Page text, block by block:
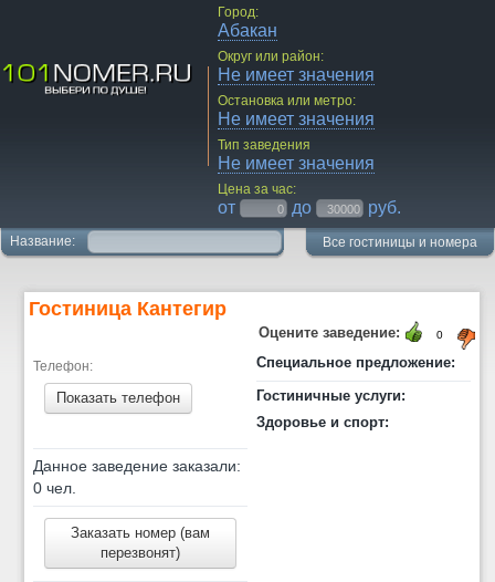
Город:
Абакан
Округ или район:
Не имеет значения
Остановка или метро:
Не имеет значения
Тип заведения
Не имеет значения
Цена за час:
от до руб.
Название: Все гостиницы и номера
Гостиница Кантегир
0
Оцените заведение:
Телефон:
Показать телефон
Данное заведение заказали:
0 чел.
Заказать номер (вам
перезвонят)
Специальное предложение:
Гостиничные услуги:
Здоровье и спорт: